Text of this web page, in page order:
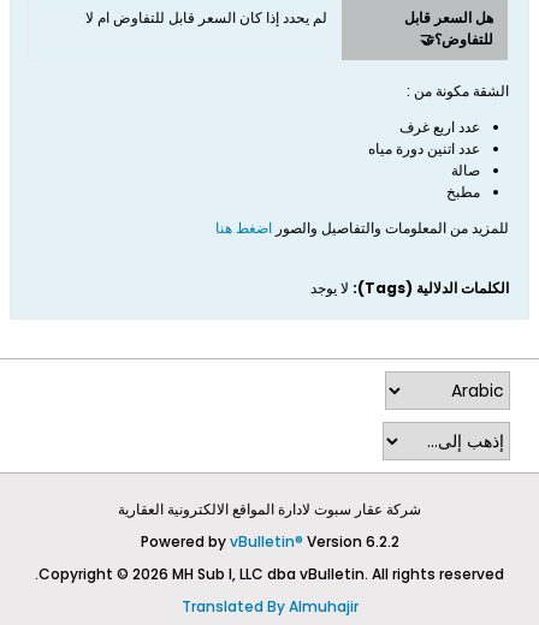
هل السعر قابل
للتفاوض؟🤝
لم يحدد إذا كان السعر قابل للتفاوض ام لا
الشقة مكونة من :
عدد اربع غرف
عدد اتنين دورة مياه
صالة
مطبخ
للمزيد من المعلومات والتفاصيل والصور ​ اضغط هنا​​
الكلمات الدلالية (Tags): لا يوجد
شركة عقار سبوت لادارة المواقع الالكترونية العقارية
Powered byvBulletin® Version 6.2.2
Copyright © 2026 MH Sub I, LLC dba vBulletin. All rights reserved.
Translated By Almuhajir